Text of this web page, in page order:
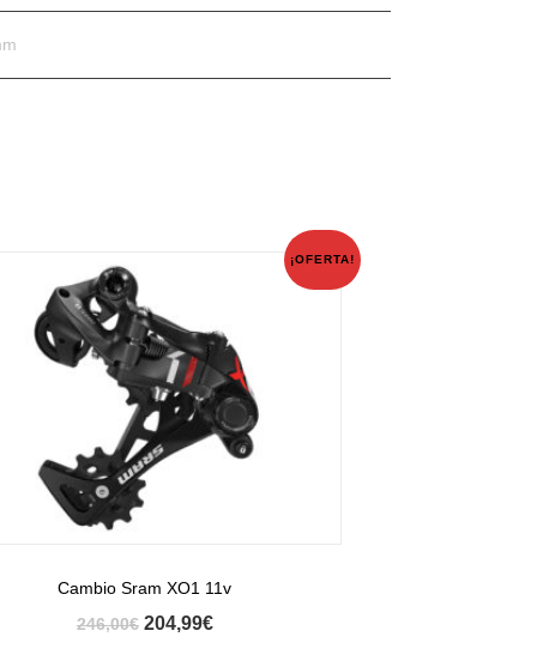
¡OFERTA!
Cambio Sram XO1 11v
246,00€ 204,99€